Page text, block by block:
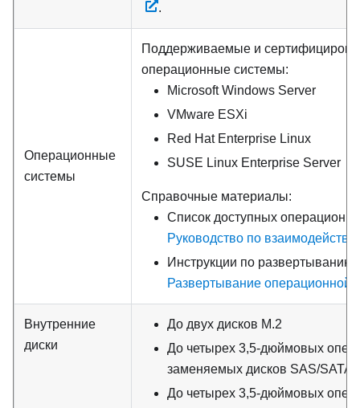
.
Операционные
системы
Поддерживаемые и
операционные системы:
Microsoft Windows Server
VMware ESXi
Red Hat Enterprise Linux
SUSE Linux Enterprise Server
Справочные материалы:
Список доступных
Руководство по
Инструкции по развертыванию
Развертывание операционной
Внутренние
диски
До двух дисков M.2
До четырех 3,5-дюймовых
заменяемых дисков SAS/SATA
До четырех 3,5-дюймовых